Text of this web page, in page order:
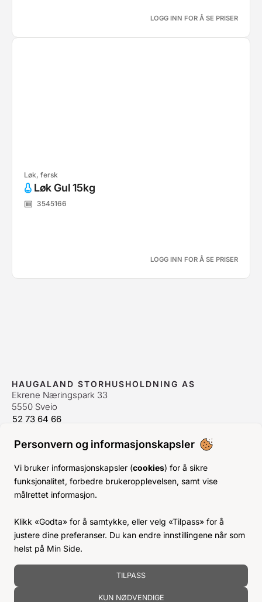
Personvern og informasjonskapsler
Vi bruker informasjonskapsler (cookies) for å sikre
funksjonalitet, forbedre brukeropplevelsen, samt vise
målrettet informasjon.
Klikk «Godta» for å samtykke, eller velg «Tilpass» for å
justere dine preferanser. Du kan endre innstillingene når som
helst på Min Side.
TILPASS
KUN NØDVENDIGE
LOGG INN FOR Å SE PRISER
Løk, fersk
Løk Gul 15kg
3545166
LOGG INN FOR Å SE PRISER
HAUGALAND STORHUSHOLDNING AS
Ekrene Næringspark 33
5550 Sveio
52 73 64 66
ÅPNINGSTIDER
Man-Fre:07–15
Lør-Søn: Stengt
Helligdager:Stengt
KJØPSVILKÅR
BLI KUNDE